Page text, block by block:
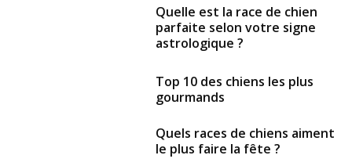
Quelle est la race de chien
parfaite selon votre signe
astrologique ?
Top 10 des chiens les plus
gourmands
Quels races de chiens aiment
le plus faire la fête ?